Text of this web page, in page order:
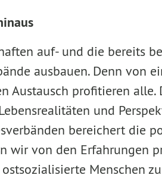
auf- und die bereits
ausbauen. Denn von
Austausch profitieren alle.
und
bereichert die
wir von den Erfahrungen
Menschen